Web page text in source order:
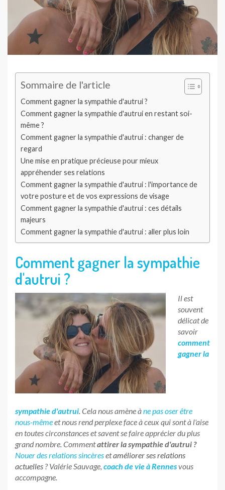
Sommaire de l'article
Comment gagner la sympathie d'autrui ?
Comment gagner la sympathie d'autrui en restant soi-
même ?
Comment gagner la sympathie d'autrui : changer de
regard
Une mise en pratique précieuse pour mieux
appréhender ses relations
Comment gagner la sympathie d'autrui : l'importance de
votre posture et de vos expressions de visage
Comment gagner la sympathie d'autrui : ces détails
majeurs
Comment gagner la sympathie d'autrui : aller plus loin
Comment gagner la sympathie
d'autrui ?
Il est
souvent
délicat de
savoir
comment
gagner la
sympathie d'autrui . Cela nous amène àne pas oser être
nous-mêmeet nous rend perplexe face à ceux qui sont à l'aise
en toutes circonstances et savent se faire apprécier du plus
grand nombre. Commentattirer la sympathie d'autrui ?
Nouer des relations sincèresetaméliorer ses relations
actuelles ? Valérie Sauvage, coach de vie à Rennesvous
accompagne.